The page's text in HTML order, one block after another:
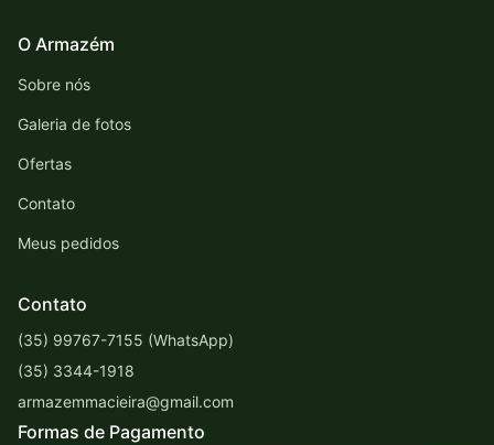
O Armazém
Sobre nós
Galeria de fotos
Ofertas
Contato
Meus pedidos
Contato
(35) 99767-7155 (WhatsApp)
(35) 3344-1918
armazemmacieira@gmail.com
Formas de Pagamento